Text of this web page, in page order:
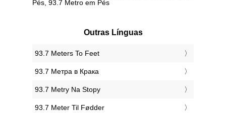
Pés, 93.7 Metro em Pés
Outras Línguas
‎93.7 Meters To Feet
‎93.7 Метра в Крака
‎93.7 Metry Na Stopy
‎93.7 Meter Til Fødder